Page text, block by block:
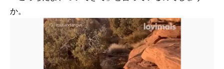
か。